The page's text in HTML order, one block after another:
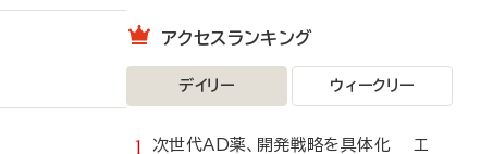
アクセスランキング
デイリー ウィークリー
次世代AD薬、開発戦略を具体化 エ